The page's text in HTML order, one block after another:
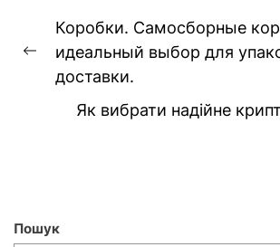
Навігація
записів
Попередній
запис:
Коробки. Самосборные
идеальный выбор для
доставки.
Як вибрати надійне
Пошук